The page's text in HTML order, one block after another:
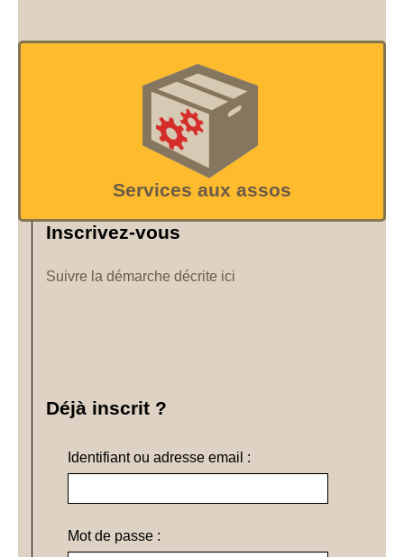
Services aux assos
Inscrivez-vous
Suivre la démarche décrite ici
Déjà inscrit ?
Identifiant ou adresse email :
Mot de passe :